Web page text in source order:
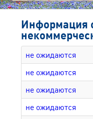
Информация
не ожидаются
не ожидаются
не ожидаются
не ожидаются